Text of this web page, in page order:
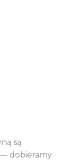
są
dobieramy